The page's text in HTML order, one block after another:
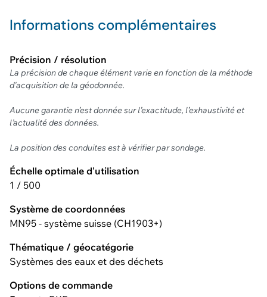
Informations complémentaires
Précision / résolution
La précision de chaque élément varie en fonction de la méthode
d'acquisition de la géodonnée.
Aucune garantie n’est donnée sur l’exactitude, l’exhaustivité et
l’actualité des données.
La position des conduites est à vérifier par sondage.
Échelle optimale d'utilisation
1 / 500
Système de coordonnées
MN95 - système suisse (CH1903+)
Thématique / géocatégorie
Systèmes des eaux et des déchets
Options de commande